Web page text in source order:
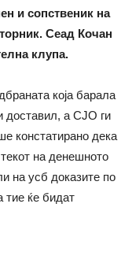
и сопственик на
Сеад Кочан
клупа.
која барала
доставил, а СЈО ги
констатирано дека
на денешното
на усб доказите по
тие ќе бидат